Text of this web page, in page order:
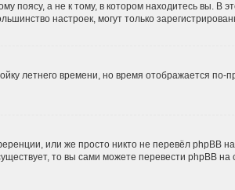
поясу, а не к тому, в котором находитесь вы. В
настроек, могут только
летнего времени, но время отображается
или же просто никто не перевёл phpBB
то вы сами можете перевести